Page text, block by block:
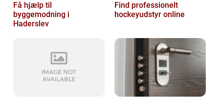
Få hjælp til
byggemodning i
Haderslev
Find professionelt
hockeyudstyr online